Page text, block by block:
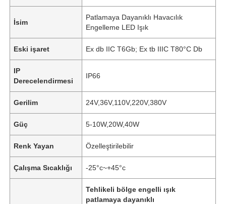
İsim
Patlamaya Dayanıklı Havacılık
Engelleme LED Işık
Eski işaret Ex db IIC T6Gb; Ex tb IIIC T80°C Db
IP
Derecelendirmesi
IP66
Gerilim 24V,36V,110V,220V,380V
Güç 5-10W,20W,40W
Renk Yayan Özelleştirilebilir
Çalışma Sıcaklığı -25°c~+45°c
Tehlikeli bölge engelli ışık
patlamaya dayanıklı